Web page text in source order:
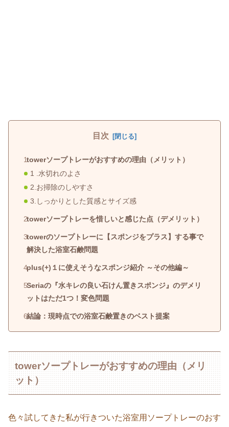
目次
towerソープトレーがおすすめの理由（メリット）
1 .水切れのよさ
2.お掃除のしやすさ
3.しっかりとした質感とサイズ感
towerソープトレーを惜しいと感じた点（デメリット）
towerのソープトレーに【スポンジをプラス】する事で
解決した浴室石鹸問題
plus(+)１に使えそうなスポンジ紹介 ～その他編～
Seriaの『水キレの良い石けん置きスポンジ』のデメリ
ットはただ1つ！変色問題
結論：現時点での浴室石鹸置きのベスト提案
towerソープトレーがおすすめの理由（メリ
ット）
色々試してきた私が行きついた浴室用ソープトレーのおす